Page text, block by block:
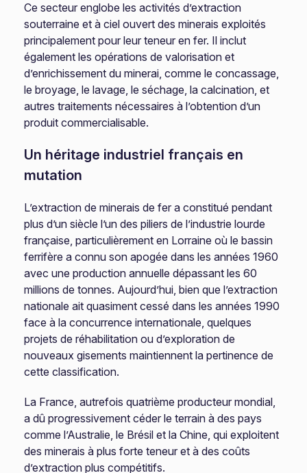
Ce secteur englobe les activités d’extraction
souterraine et à ciel ouvert des minerais exploités
principalement pour leur teneur en fer. Il inclut
également les opérations de valorisation et
d’enrichissement du minerai, comme le concassage,
le broyage, le lavage, le séchage, la calcination, et
autres traitements nécessaires à l’obtention d’un
produit commercialisable.
Un héritage industriel français en
mutation
L’extraction de minerais de fer a constitué pendant
plus d’un siècle l’un des piliers de l’industrie lourde
française, particulièrement en Lorraine où le bassin
ferrifère a connu son apogée dans les années 1960
avec une production annuelle dépassant les 60
millions de tonnes. Aujourd’hui, bien que l’extraction
nationale ait quasiment cessé dans les années 1990
face à la concurrence internationale, quelques
projets de réhabilitation ou d’exploration de
nouveaux gisements maintiennent la pertinence de
cette classification.
La France, autrefois quatrième producteur mondial,
a dû progressivement céder le terrain à des pays
comme l’Australie, le Brésil et la Chine, qui exploitent
des minerais à plus forte teneur et à des coûts
d’extraction plus compétitifs.